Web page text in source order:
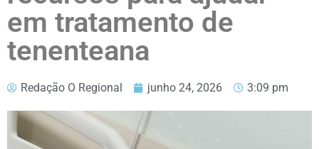
em tratamento de
tenenteana
Redação O Regional junho 24, 2026 3:09 pm